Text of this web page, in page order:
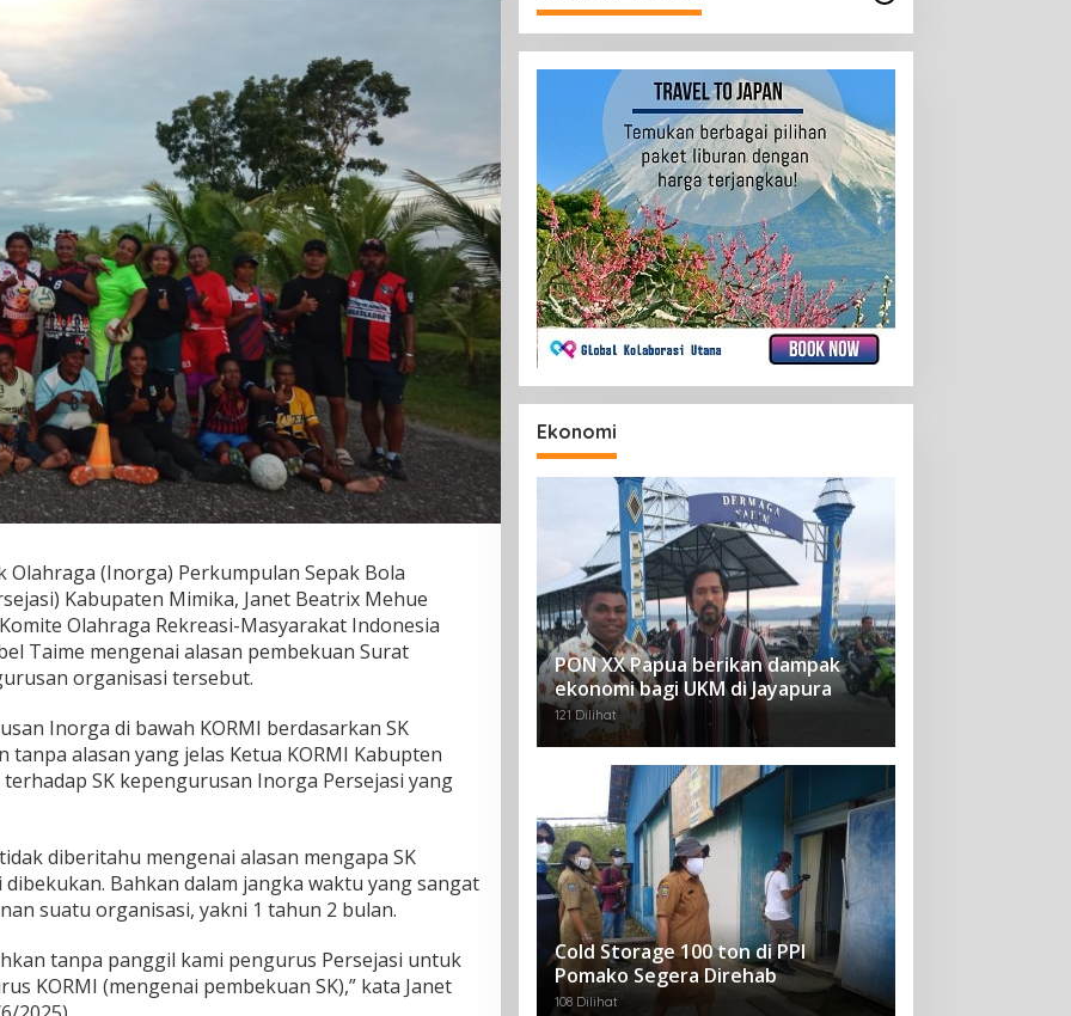
Olahraga (Inorga) Perkumpulan Sepak Bola
Kabupaten Mimika, Janet Beatrix Mehue
Olahraga Rekreasi-Masyarakat Indonesia
Taime mengenai alasan pembekuan Surat
organisasi tersebut.
Inorga di bawah KORMI berdasarkan SK
tanpa alasan yang jelas Ketua KORMI Kabupten
SK kepengurusan Inorga Persejasi yang
diberitahu mengenai alasan mengapa SK
Bahkan dalam jangka waktu yang sangat
suatu organisasi, yakni 1 tahun 2 bulan.
tanpa panggil kami pengurus Persejasi untuk
KORMI (mengenai pembekuan SK),” kata Janet
Ekonomi
PON XX Papua berikan dampak
ekonomi bagi UKM di Jayapura
121 Dilihat
Cold Storage 100 ton di PPI
Pomako Segera Direhab
108 Dilihat